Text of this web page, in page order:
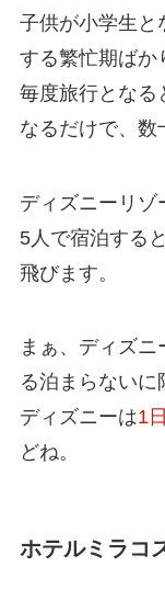
子供が小学生と
する繁忙期ばか
毎度旅行となる
なるだけで、数
ディズニーリゾ
5人で宿泊する
飛びます。
まぁ、ディズニ
る泊まらないに
ディズニーは1
どね。
ホテルミラコ